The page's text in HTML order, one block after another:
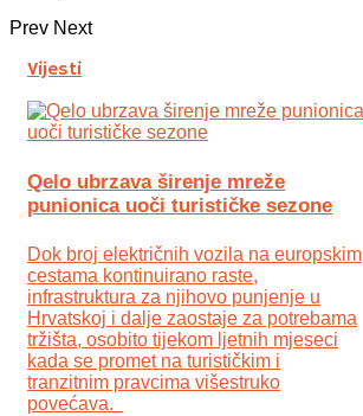
Prev Next
Vijesti
Qelo ubrzava širenje mreže
punionica uoči turističke sezone
Dok broj električnih vozila na europskim
cestama kontinuirano raste,
infrastruktura za njihovo punjenje u
Hrvatskoj i dalje zaostaje za potrebama
tržišta, osobito tijekom ljetnih mjeseci
kada se promet na turističkim i
tranzitnim pravcima višestruko
povećava.